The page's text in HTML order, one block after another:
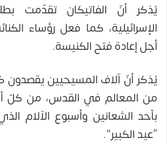
يُذكر أنّ الفاتيكان تقدّمت
الإسرائيلية، كما فعل رؤساء
أجل إعادة فتح الكنيسة.
يُذكر أنّ آلاف المسيحيين يقصدون
من المعالم في القدس، من كلّ
بأحد الشعانين وأسبوع الآلام
“عيد الكبير”.